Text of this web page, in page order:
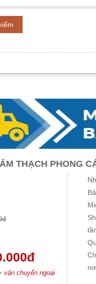
THẠCH PHONG
vận chuyển ngoại